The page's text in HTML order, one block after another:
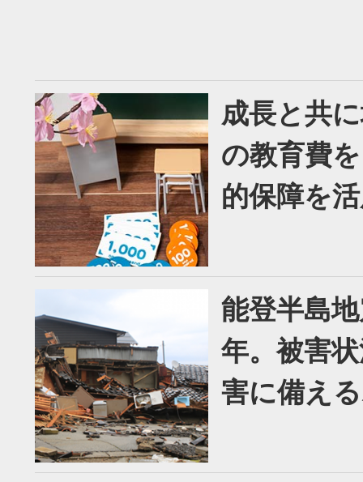
成長と共
の教育費
的保障を
能登半島
年。被害
害に備え